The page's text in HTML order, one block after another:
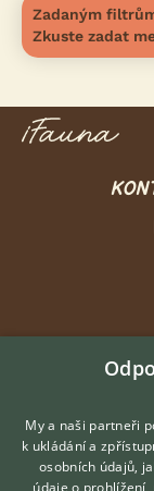
Zadaným
Zkuste zadat
My a naši partneři
k ukládání a
osobních údajů,
údaje o